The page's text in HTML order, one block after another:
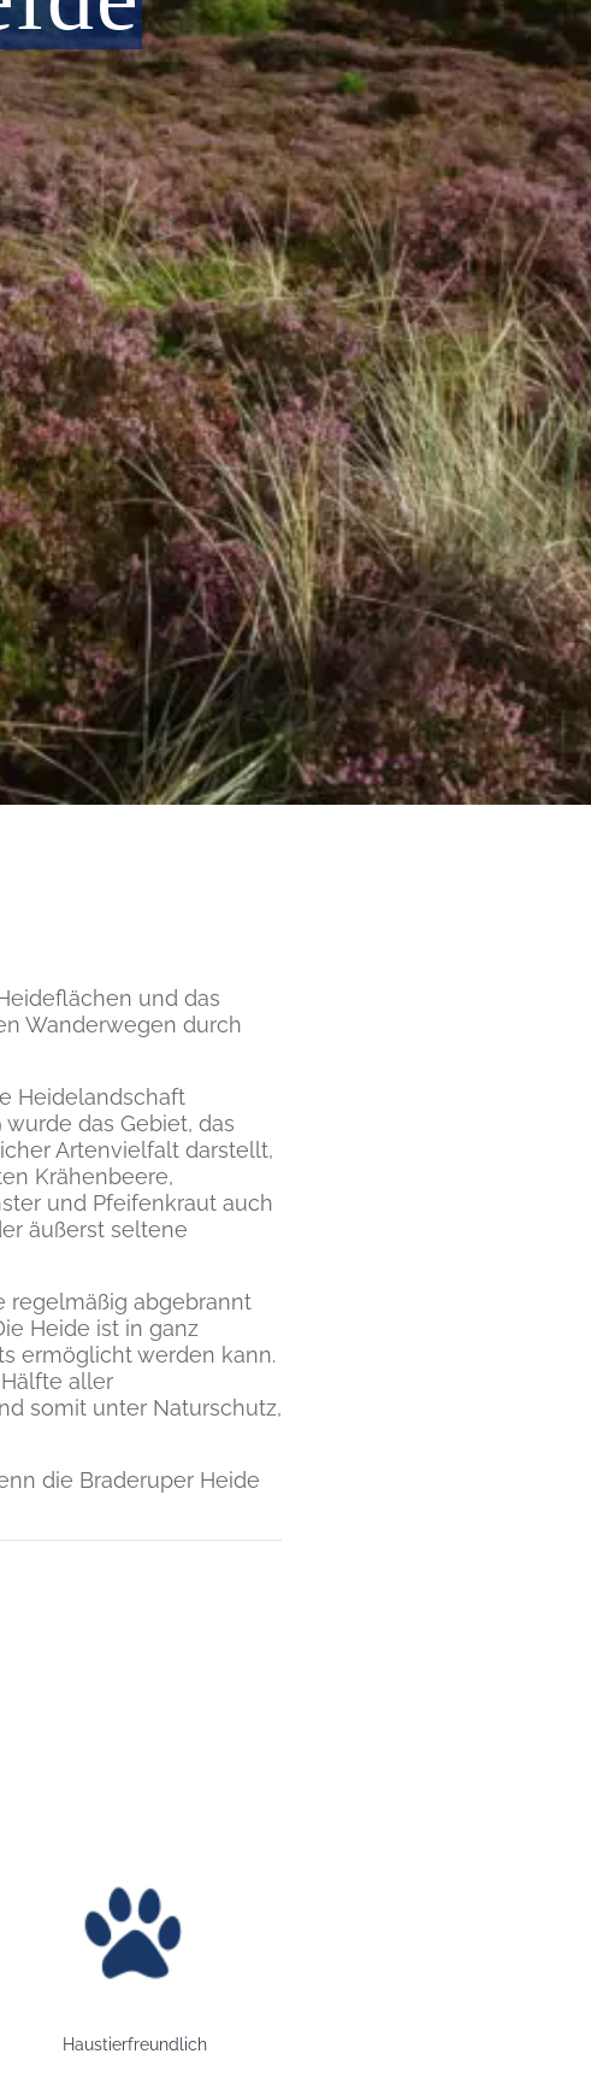
und das
Wanderwegen durch
Heidelandschaft
das Gebiet, das
Artenvielfalt darstellt,
Krähenbeere,
und Pfeifenkraut auch
äußerst seltene
regelmäßig abgebrannt
Heide ist in ganz
ermöglicht werden kann.
aller
somit unter Naturschutz,
die Braderuper Heide
Bild: Haustierfreundlich
Haustierfreundlich